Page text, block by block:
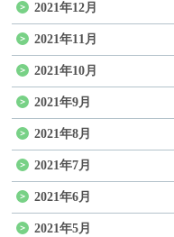
2021年12月
2021年11月
2021年10月
2021年9月
2021年8月
2021年7月
2021年6月
2021年5月